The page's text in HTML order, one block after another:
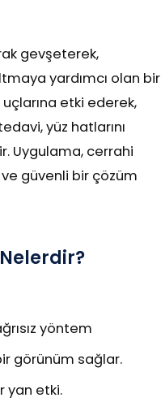
gevşeterek,
yardımcı olan bir
etki ederek,
yüz hatlarını
Uygulama, cerrahi
güvenli bir çözüm
yöntem
görünüm sağlar.
yan etki.